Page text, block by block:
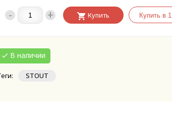
- + Купить
В наличии
STOUT